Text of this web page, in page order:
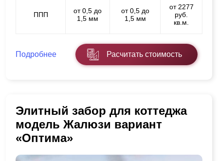
ППП
от 0,5 до
1,5 мм
от 0,5 до
1,5 мм
от 2277
руб.
кв.м.
Подробнее Расчитать стоимость
Элитный забор для коттеджа
модель Жалюзи вариант
«Оптима»